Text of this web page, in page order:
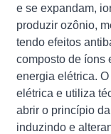
e se expandam,
produzir ozônio,
tendo efeitos
composto de íons
energia elétrica.
elétrica e utiliza
abrir o princípio
induzindo e